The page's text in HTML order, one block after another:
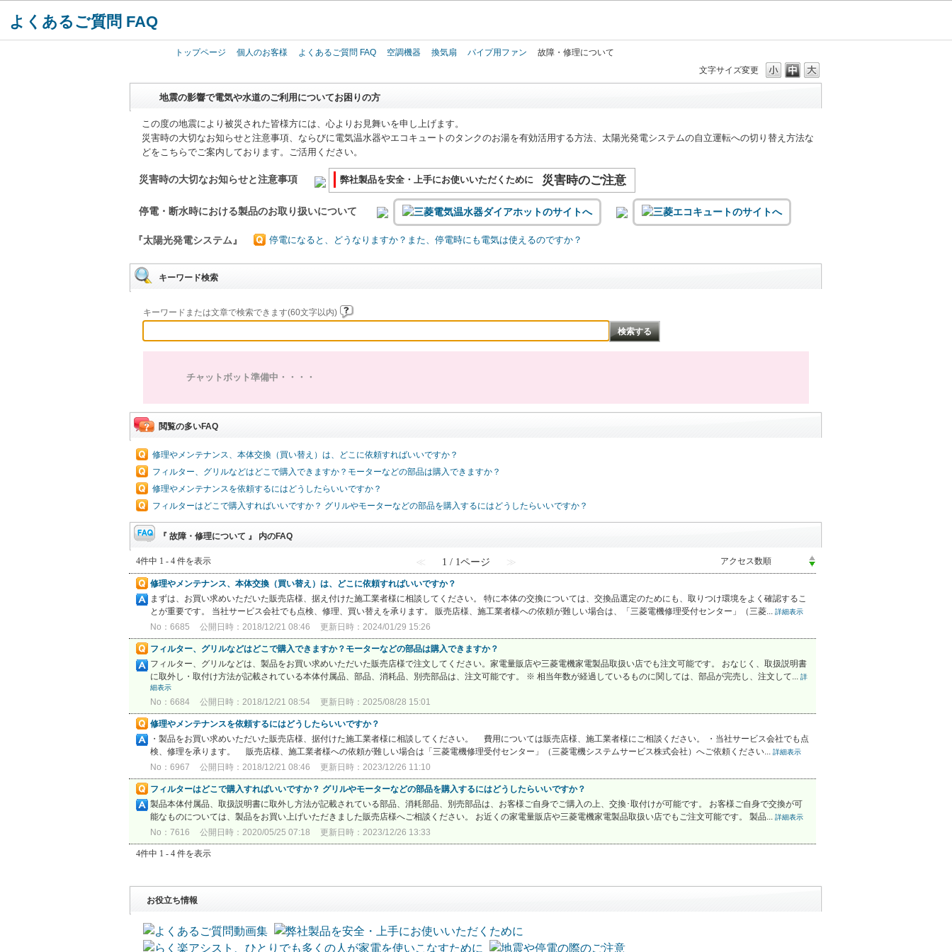
よくあるご質問 FAQ
トップページ 個人のお客様 よくあるご質問 FAQ 空調機器 換気扇 パイプ用ファン
故障・修理について
文字サイズ変更
地震の影響で電気や水道のご利用についてお困りの方
この度の地震により被災された皆様方には、心よりお見舞いを申し上げます。
災害時の大切なお知らせと注意事項、ならびに電気温水器やエコキュートのタンクのお湯を有効活用する方法、太陽光発電システムの自立運転への切り替え方法な
どをこちらでご案内しております。ご活用ください。
災害時の大切なお知らせと注意事項 弊社製品を安全・上手にお使いいただくために 災害時のご注意
停電・断水時における製品のお取り扱いについて
『太陽光発電システム』 停電になると、どうなりますか？また、停電時にも電気は使えるのですか？
キーワード検索
キーワードまたは文章で検索できます(60文字以内)
チャットボット準備中・・・・
閲覧の多いFAQ
修理やメンテナンス、本体交換（買い替え）は、どこに依頼すればいいですか？
フィルター、グリルなどはどこで購入できますか？モーターなどの部品は購入できますか？
修理やメンテナンスを依頼するにはどうしたらいいですか？
フィルターはどこで購入すればいいですか？ グリルやモーターなどの部品を購入するにはどうしたらいいですか？
『 故障・修理について 』 内のFAQ
4件中 1 - 4 件を表示 ≪ 1 / 1ページ ≫
修理やメンテナンス、本体交換（買い替え）は、どこに依頼すればいいですか？
まずは、お買い求めいただいた販売店様、据え付けた施工業者様に相談してください。 特に本体の交換については、交換品選定のためにも、取りつけ環境をよく確認するこ
とが重要です。 当社サービス会社でも点検、修理、買い替えを承ります。 販売店様、施工業者様への依頼が難しい場合は、「三菱電機修理受付センター」（三菱... 詳細表示
No：6685 公開日時：2018/12/21 08:46 更新日時：2024/01/29 15:26
フィルター、グリルなどはどこで購入できますか？モーターなどの部品は購入できますか？
フィルター、グリルなどは、製品をお買い求めいただいた販売店様で注文してください。家電量販店や三菱電機家電製品取扱い店でも注文可能です。 おなじく、取扱説明書
に取外し・取付け方法が記載されている本体付属品、部品、消耗品、別売部品は、注文可能です。 ※ 相当年数が経過しているものに関しては、部品が完売し、注文して... 詳
細表示
No：6684 公開日時：2018/12/21 08:54 更新日時：2025/08/28 15:01
修理やメンテナンスを依頼するにはどうしたらいいですか？
・製品をお買い求めいただいた販売店様、据付けた施工業者様に相談してください。 費用については販売店様、施工業者様にご相談ください。 ・当社サービス会社でも点
検、修理を承ります。 販売店様、施工業者様への依頼が難しい場合は「三菱電機修理受付センター」（三菱電機システムサービス株式会社）へご依頼ください... 詳細表示
No：6967 公開日時：2018/12/21 08:46 更新日時：2023/12/26 11:10
フィルターはどこで購入すればいいですか？ グリルやモーターなどの部品を購入するにはどうしたらいいですか？
製品本体付属品、取扱説明書に取外し方法が記載されている部品、消耗部品、別売部品は、お客様ご自身でご購入の上、交換･取付けが可能です。 お客様ご自身で交換が可
能なものについては、製品をお買い上げいただきました販売店様へご相談ください。 お近くの家電量販店や三菱電機家電製品取扱い店でもご注文可能です。 製品... 詳細表示
No：7616 公開日時：2020/05/25 07:18 更新日時：2023/12/26 13:33
4件中 1 - 4 件を表示
お役立ち情報